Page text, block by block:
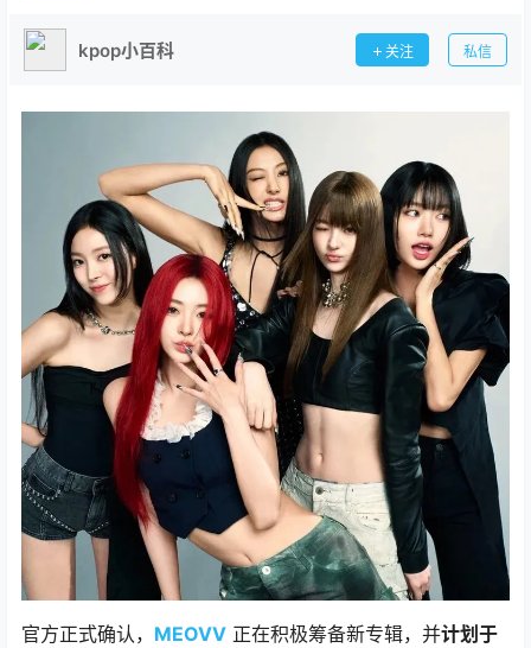
kpop小百科 关注 私信
官方正式确认， MEOVV 正在积极筹备新专辑，并计划于